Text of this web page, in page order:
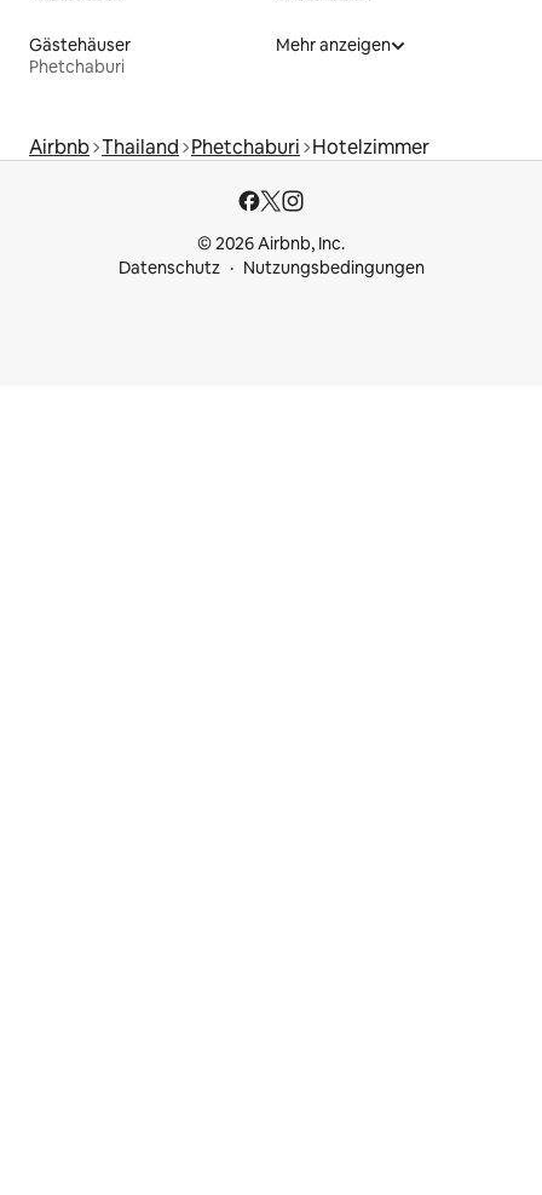
Gästehäuser
Phetchaburi
Mehr anzeigen
Airbnb Thailand Phetchaburi Hotelzimmer
© 2026 Airbnb, Inc.
Datenschutz
Nutzungsbedingungen